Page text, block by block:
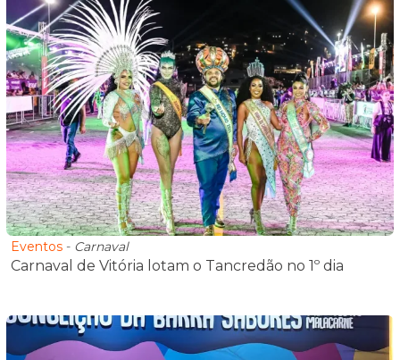
Eventos - Carnaval
Carnaval de Vitória lotam o Tancredão no 1º dia